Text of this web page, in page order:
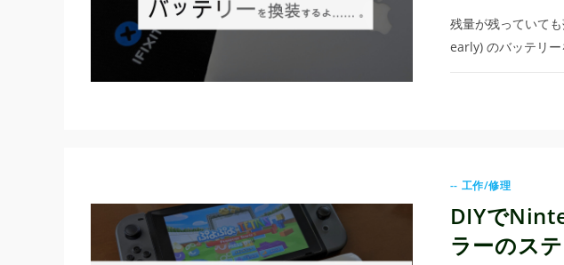
残量が残っていて
early) のバッテリー
-- 工作/修理
DIYで
ラーのス